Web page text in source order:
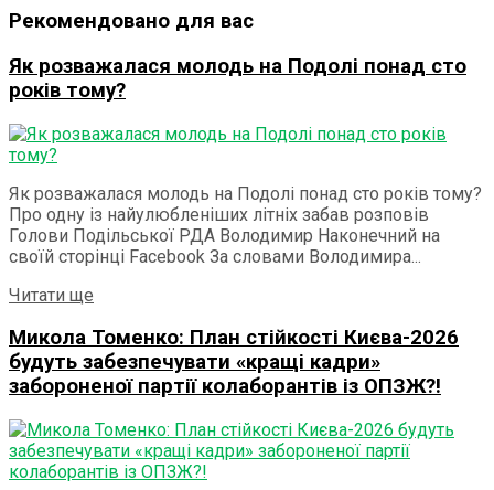
Рекомендовано для вас
Як розважалася молодь на Подолі понад сто
років тому?
Як розважалася молодь на Подолі понад сто років тому?
Про одну із найулюбленіших літніх забав розповів
Голови Подільської РДА Володимир Наконечний на
своїй сторінці Facebook За словами Володимира...
Читати ще
Микола Томенко: План стійкості Києва-2026
будуть забезпечувати «кращі кадри»
забороненої партії колаборантів із ОПЗЖ?!